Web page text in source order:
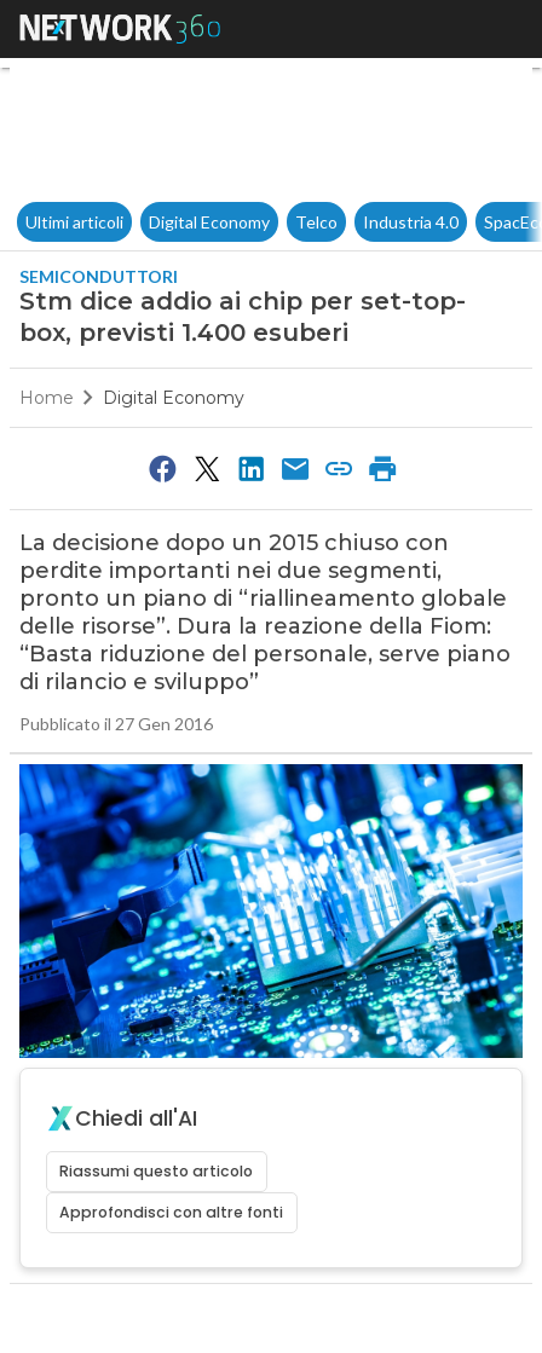
Stm dice addio ai chip per
Ultimi articoli Digital Economy Telco Industria 4.0
SEMICONDUTTORI
Stm dice addio ai chip per set-top-
box, previsti 1.400 esuberi
Home Digital Economy
La decisione dopo un 2015 chiuso con
perdite importanti nei due segmenti,
pronto un piano di “riallineamento globale
delle risorse”. Dura la reazione della Fiom:
“Basta riduzione del personale, serve piano
di rilancio e sviluppo”
Pubblicato il 27 Gen 2016
Chiedi all'AI
Riassumi questo articolo
Approfondisci con altre fonti